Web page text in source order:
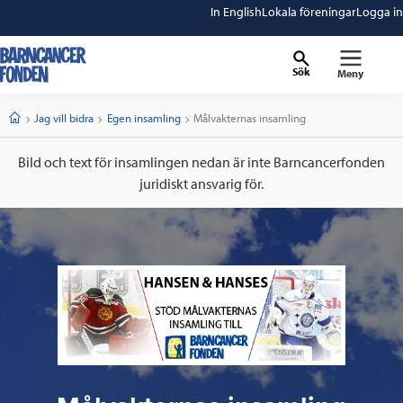
In EnglishLokala föreningarLogga in
Sök Meny
StartJag vill bidra Egen insamling Current:
Målvakternas insamling
Bild och text för insamlingen nedan är inte Barncancerfonden
juridiskt ansvarig för.